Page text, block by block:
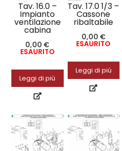
Tav. 16.0 –
Impianto
ventilazione
cabina
0,00 €
ESAURITO
Leggi di più
Tav. 17.0 1/3 –
Cassone
ribaltabile
0,00 €
ESAURITO
Leggi di più